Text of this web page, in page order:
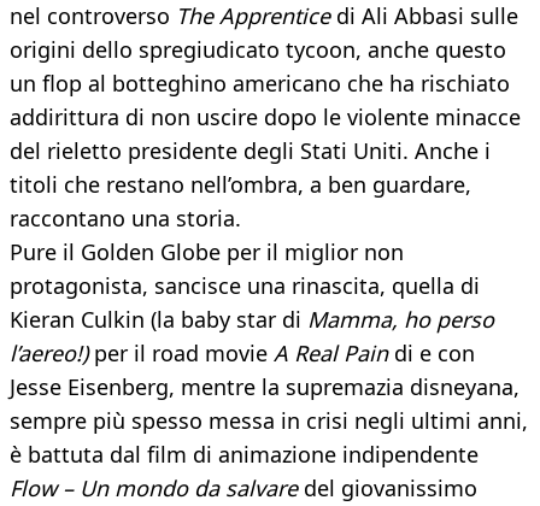
nel controverso The Apprenticedi Ali Abbasi sulle
origini dello spregiudicato tycoon, anche questo
un flop al botteghino americano che ha rischiato
addirittura di non uscire dopo le violente minacce
del rieletto presidente degli Stati Uniti. Anche i
titoli che restano nell’ombra, a ben guardare,
raccontano una storia.
Pure il Golden Globe per il miglior non
protagonista, sancisce una rinascita, quella di
Kieran Culkin (la baby star di Mamma, ho perso
l’aereo!)per il road movie A Real Paindi e con
Jesse Eisenberg, mentre la supremazia disneyana,
sempre più spesso messa in crisi negli ultimi anni,
è battuta dal film di animazione indipendente
Flow – Un mondo da salvaredel giovanissimo